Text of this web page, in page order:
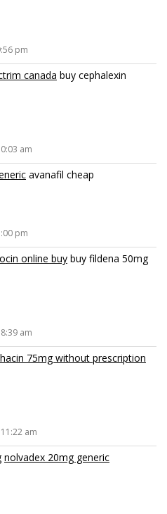
pm
canada buy cephalexin
am
avanafil cheap
pm
online buy buy fildena 50mg
am
75mg without prescription
am
nolvadex 20mg generic